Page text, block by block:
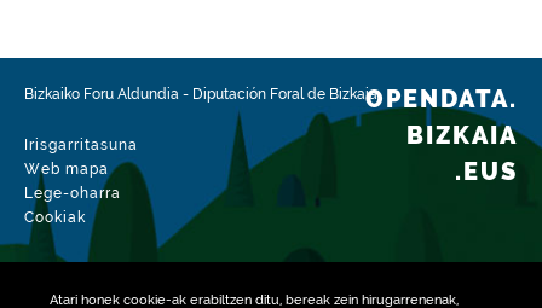
Atari honek cookie-ak erabiltzen ditu, bereak zein hirugarrenenak,
Datu-multzoaren aldaketa-data
2026-02-15
Bizkaiko Foru Aldundia - Diputación Foral de Bizkaia
Irisgarritasuna
Web mapa
Lege-oharra
Cookiak
OPENDATA.
BIZKAIA
.EUS